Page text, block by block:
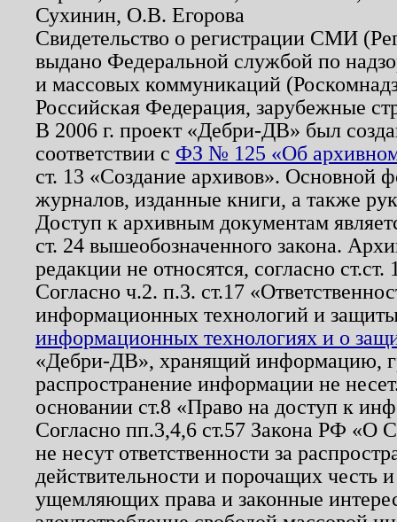
Сухинин, О.В. Егорова
Свидетельство о регистрации СМИ
выдано Федеральной службой по
и массовых коммуникаций
Российская Федерация, зарубежные
В 2006 г. проект «Дебри-ДВ» был
соответствии с ФЗ № 125 «Об
ст. 13 «Создание архивов». Основной
журналов, изданные книги, а также
Доступ к архивным документам
ст. 24 вышеобозначенного закона.
редакции не относятся, согласно
Согласно ч.2. п.3. ст.17
информационных технологий и
информационных технологиях и о
«Дебри-ДВ», хранящий информацию,
распространение информации не
основании ст.8 «Право на доступ к
Согласно пп.3,4,6 ст.57 Закона РФ «О
не несут ответственности за
действительности и порочащих честь
ущемляющих права и законные